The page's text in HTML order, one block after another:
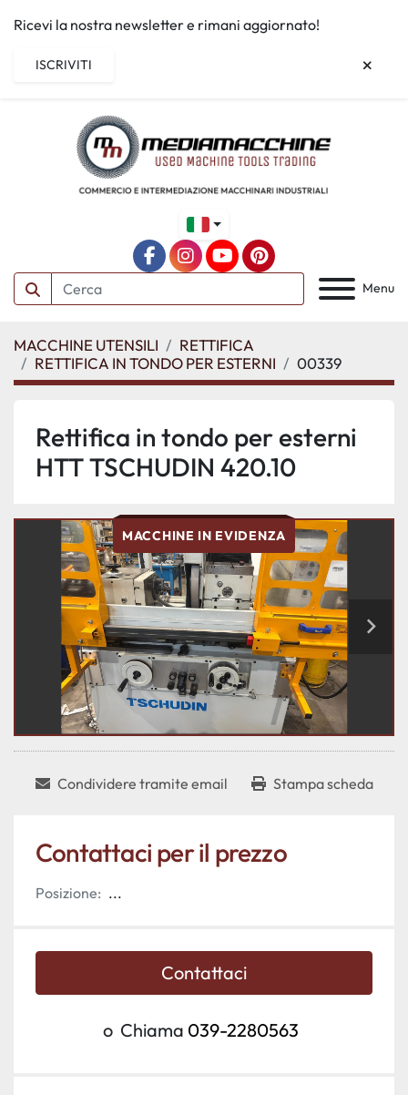
Ricevi la nostra newsletter e rimani aggiornato!
ISCRIVITI
Menu
facebookinstagram
youtubepinterest
MACCHINE UTENSILI
RETTIFICA
RETTIFICA IN TONDO PER ESTERNI
00339
Rettifica in tondo per esterni
HTT TSCHUDIN 420.10
MACCHINE IN EVIDENZA
Condividere tramite email Stampa scheda
Contattaci per il prezzo
Posizione: ...
Contattaci
o Chiama 039-2280563